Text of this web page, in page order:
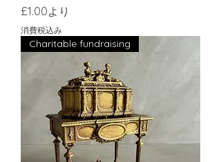
£1.00より
セール価格
消費税込み
Charitable fundraising